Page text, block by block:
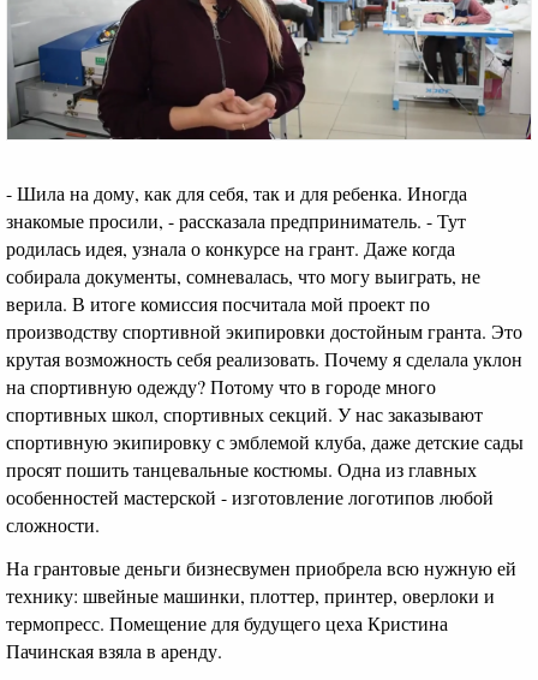
- Шила на дому, как для себя, так и для ребенка. Иногда
знакомые просили, - рассказала предприниматель. - Тут
родилась идея, узнала о конкурсе на грант. Даже когда
собирала документы, сомневалась, что могу выиграть, не
верила. В итоге комиссия посчитала мой проект по
производству спортивной экипировки достойным гранта. Это
крутая возможность себя реализовать. Почему я сделала уклон
на спортивную одежду? Потому что в городе много
спортивных школ, спортивных секций. У нас заказывают
спортивную экипировку с эмблемой клуба, даже детские сады
просят пошить танцевальные костюмы. Одна из главных
особенностей мастерской - изготовление логотипов любой
сложности.
На грантовые деньги бизнесвумен приобрела всю нужную ей
технику: швейные машинки, плоттер, принтер, оверлоки и
термопресс. Помещение для будущего цеха Кристина
Пачинская взяла в аренду.